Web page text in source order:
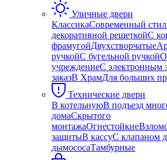
Уличные двери
КлассикаСовременный
декоративной решеткойС
фрамугойДвухстворчатые
ручкойС бугельной ручкой
учреждениеС электронным
заказВ ХрамДля больших
Технические двери
В котельнуюВ подъезд
домаСкрытого
монтажаОгнестойкие
защитыВ кассуС клапаном
дымососаТамбурные